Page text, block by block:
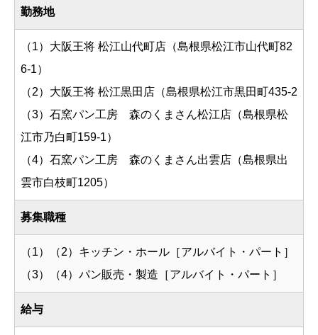
勤務地
（1）大阪王将 松江山代町店（島根県松江市山代町82
6-1）
（2）大阪王将 松江黒田店（島根県松江市黒田町435-2
（3）石窯パン工房 森のくまさん松江店（島根県松
江市乃白町159-1）
（4）石窯パン工房 森のくまさん出雲店（島根県出
雲市白枝町1205）
募集職種
（1）（2）キッチン・ホール［アルバイト・パート］
（3）（4）パン販売・製造［アルバイト・パート］
給与